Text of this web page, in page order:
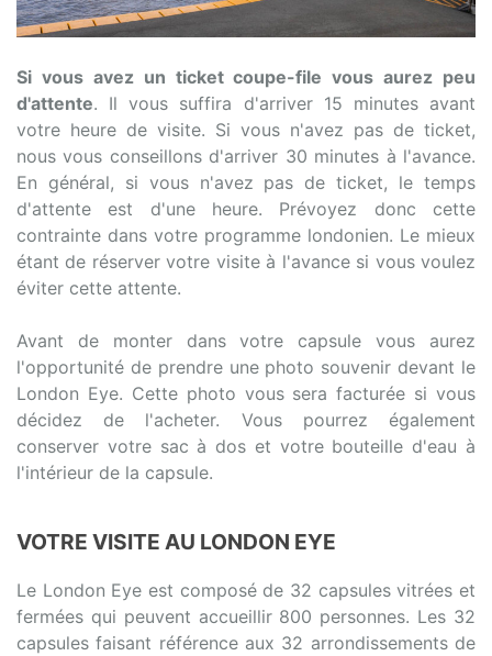
Si vous avez un ticket coupe-file vous aurez peu
d'attente. Il vous suffira d'arriver 15 minutes avant
votre heure de visite. Si vous n'avez pas de ticket,
nous vous conseillons d'arriver 30 minutes à l'avance.
En général, si vous n'avez pas de ticket, le temps
d'attente est d'une heure. Prévoyez donc cette
contrainte dans votre programme londonien. Le mieux
étant de réserver votre visite à l'avance si vous voulez
éviter cette attente.
Avant de monter dans votre capsule vous aurez
l'opportunité de prendre une photo souvenir devant le
London Eye. Cette photo vous sera facturée si vous
décidez de l'acheter. Vous pourrez également
conserver votre sac à dos et votre bouteille d'eau à
l'intérieur de la capsule.
VOTRE VISITE AU LONDON EYE
Le London Eye est composé de 32 capsules vitrées et
fermées qui peuvent accueillir 800 personnes. Les 32
capsules faisant référence aux 32 arrondissements de